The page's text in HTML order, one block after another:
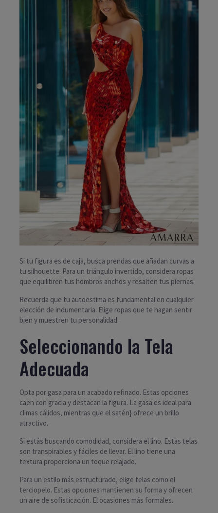
Si tu figura es de caja, busca prendas que añadan curvas a
tu silhouette. Para un triángulo invertido, considera ropas
que equilibren tus hombros anchos y resalten tus piernas.
Recuerda que tu autoestima es fundamental en cualquier
elección de indumentaria. Elige ropas que te hagan sentir
bien y muestren tu personalidad.
Seleccionando la Tela
Adecuada
Opta por gasa para un acabado refinado. Estas opciones
caen con gracia y destacan la figura. La gasa es ideal para
climas cálidos, mientras que el satén} ofrece un brillo
atractivo.
Si estás buscando comodidad, considera el lino. Estas telas
son transpirables y fáciles de llevar. El lino tiene una
textura proporciona un toque relajado.
Para un estilo más estructurado, elige telas como el
terciopelo. Estas opciones mantienen su forma y ofrecen
un aire de sofisticación. El ocasiones más formales.